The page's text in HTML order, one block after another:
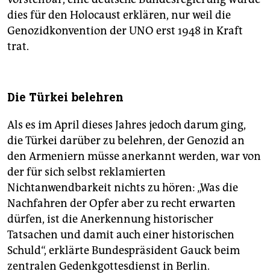
dies für den Holocaust erklären, nur weil die
Genozidkonvention der UNO erst 1948 in Kraft
trat.
Die Türkei belehren
Als es im April dieses Jahres jedoch darum ging,
die Türkei darüber zu belehren, der Genozid an
den Armeniern müsse anerkannt werden, war von
der für sich selbst reklamierten
Nichtanwendbarkeit nichts zu hören: „Was die
Nachfahren der Opfer aber zu recht erwarten
dürfen, ist die Anerkennung historischer
Tatsachen und damit auch einer historischen
Schuld“, erklärte Bundespräsident Gauck beim
zentralen Gedenkgottesdienst in Berlin.